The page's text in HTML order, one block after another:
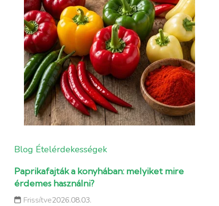
Blog Ételérdekességek
Paprikafajták a konyhában: melyiket mire
érdemes használni?
Frissítve2026.08.03.